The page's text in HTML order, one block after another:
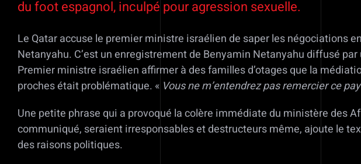
du foot espagnol, inculpé pour agression sexuelle.
Le Qatar accuse le premier ministre israélien de saper les négociations
Netanyahu. C’est un enregistrement de Benyamin Netanyahu diffusé
Premier ministre israélien affirmer à des familles d’otages que la
proches était problématique. « Vous ne m’entendrez pas remercier ce
Une petite phrase qui a provoqué la colère immédiate du ministère des
communiqué, seraient irresponsables et destructeurs même, ajoute le
des raisons politiques.